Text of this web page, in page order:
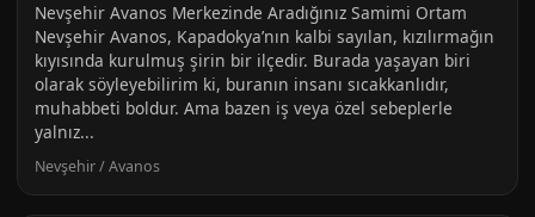
Nevşehir Avanos Merkezinde Aradığınız Samimi Ortam
Nevşehir Avanos, Kapadokya’nın kalbi sayılan, kızılırmağın
kıyısında kurulmuş şirin bir ilçedir. Burada yaşayan biri
olarak söyleyebilirim ki, buranın insanı sıcakkanlıdır,
muhabbeti boldur. Ama bazen iş veya özel sebeplerle
yalnız...
Nevşehir / Avanos